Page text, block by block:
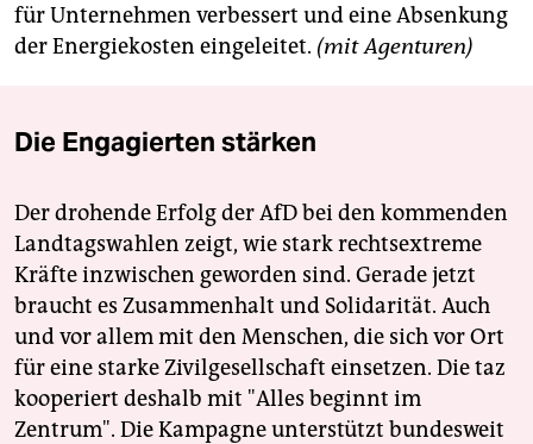
für Unternehmen verbessert und eine Absenkung
der Energiekosten eingeleitet. (mit Agenturen)
Die Engagierten stärken
Der drohende Erfolg der AfD bei den kommenden
Landtagswahlen zeigt, wie stark rechtsextreme
Kräfte inzwischen geworden sind. Gerade jetzt
braucht es Zusammenhalt und Solidarität. Auch
und vor allem mit den Menschen, die sich vor Ort
für eine starke Zivilgesellschaft einsetzen. Die taz
kooperiert deshalb mit "Alles beginnt im
Zentrum". Die Kampagne unterstützt bundesweit